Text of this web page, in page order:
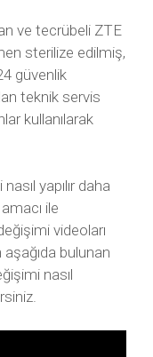
ve tecrübeli ZTE
sterilize edilmiş,
güvenlik
teknik servis
kullanılarak
yapılır daha
ile
videoları
bulunan
nasıl